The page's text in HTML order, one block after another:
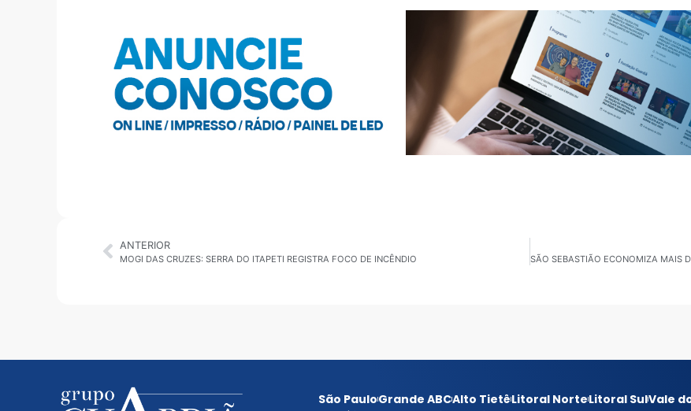
ANTERIOR
MOGI DAS CRUZES: SERRA DO ITAPETI REGISTRA FOCO DE INCÊNDIO
São PauloGrande ABCAlto TietêLitoral NorteLitoral SulVale